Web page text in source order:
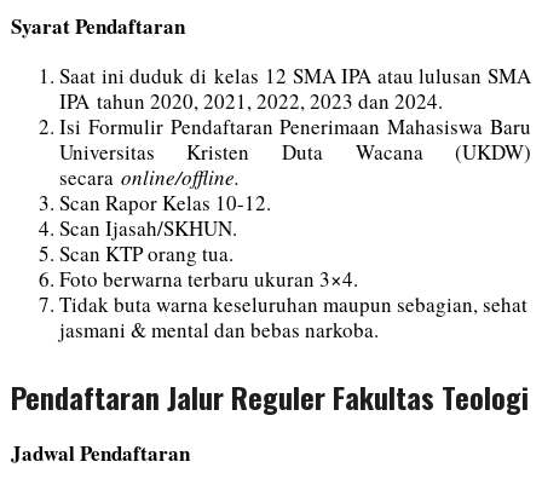
Syarat Pendaftaran
Saat ini duduk di kelas 12 SMA IPA atau lulusan SMA
IPA tahun 2020, 2021, 2022, 2023 dan 2024.
Isi Formulir Pendaftaran Penerimaan Mahasiswa Baru
Universitas Kristen Duta Wacana (UKDW)
secara online/offline.
Scan Rapor Kelas 10-12.
Scan Ijasah/SKHUN.
Scan KTP orang tua.
Foto berwarna terbaru ukuran 3×4.
Tidak buta warna keseluruhan maupun sebagian, sehat
jasmani & mental dan bebas narkoba.
Pendaftaran Jalur Reguler Fakultas Teologi
Jadwal Pendaftaran